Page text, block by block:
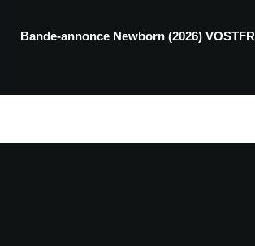
Bande-annonce Newborn (2026) VOSTFR